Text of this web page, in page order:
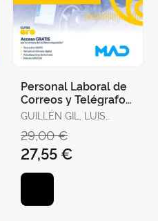
Personal Laboral de
Correos y Telégrafos.
Temario Volumen 1
GUILLÉN GIL, LUIS
DE CATALUNYA /
GUILLEN DIAZ,
LOURDES ALEJANDRA
29,00 €
27,55 €